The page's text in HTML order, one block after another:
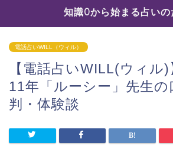
知識0から始まる占いの
電話占いWILL（ウィル）
【電話占いWILL(ウィル
11年「ルーシー」先生の
判・体験談